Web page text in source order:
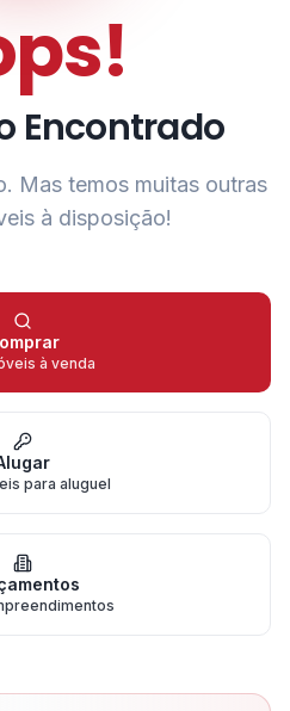
Encontrado
Mas temos muitas outras
à disposição!
à venda
para aluguel